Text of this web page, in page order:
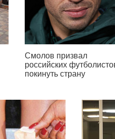
на
Смолов призвал
российских
покинуть страну